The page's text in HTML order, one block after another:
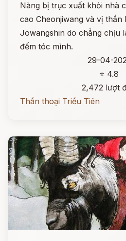
Nàng bị trục xuất khỏi nhà
cao Cheonjiwang và vị thần
Jowangshin do chẳng chịu
đếm tóc mình.
29-04-
⭐ 4.8
2,472 lượt
Thần thoại Triều Tiên